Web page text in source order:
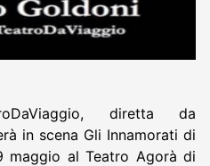
diretta da
in scena Gli Innamorati di
maggio al Teatro Agorà di